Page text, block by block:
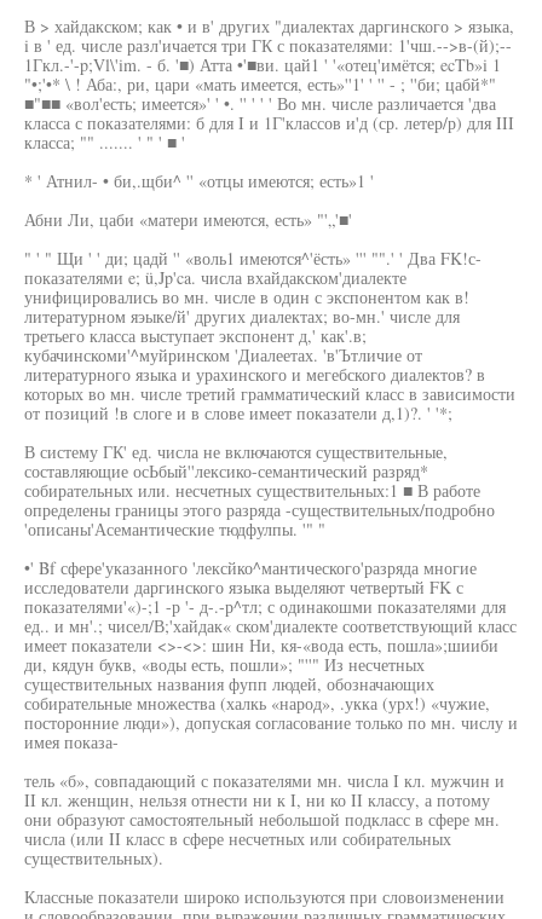
В > хайдакском; как • и в' других "диалектах даргинского > языка,
i в ' ед. числе разл'ичается три ГК с показателями: 1'чш.-->в-(й);--
1Гкл.-'-p;Vl\'im. - б. '■) Атта •'■ви. цай1 ' '«отец'имётся; ecTb»i 1
"•;'•* \ ! Аба:, ри, цари «мать имеется, есть»''1' ' '' - ; ''би; цабй*"
■"■■ «вол'есть; имеется»' ' •. '' ' ' ' Во мн. числе различается 'два
класса с показателями: б для I и 1Г'классов и'д (ср. летер/р) для III
класса; "" ....... ' " ' ■ '
* ' Атнил- • би,.щби^ '' «отцы имеются; есть»1 '
Абни Ли, цаби «матери имеются, есть» "'„'■'
" ' " Щи ' ' ди; цадй '' «воль1 имеются^'ёсть» ''' "".' ' Два FK!с-
показателями e; ü,Jp'ca. числа вхайдакском'диалекте
унифицировались во мн. числе в один с экспонентом как в!
литературном яэыке/й' других диалектах; во-мн.' числе для
третьего класса выступает экспонент д,' как'.в;
кубачинскоми'^муйринском 'Диалеетах. 'в'Ътличие от
литературного языка и урахинского и мегебского диалектов? в
которых во мн. числе третий грамматический класс в зависимости
от позиций !в слоге и в слове имеет показатели д,1)?. ' '*;
В систему ГК' ед. числа не включаются существительные,
составляющие осЬбый''лексико-семантический разряд*
собирательных или. несчетных существительных:1 ■ В работе
определены границы этого разряда -существительных/подробно
'описаны'Асемантические тюдфулпы. '" "
•' Bf сфере'указанного 'лексйко^мантического'разряда многие
исследователи даргинского языка выделяют четвертый FK с
показателями'«)-;1 -р '- д-.-р^тл; с одинакошми показателями для
ед.. и мн'.; чисел/В;'хайдак« ском'диалекте соответствующий класс
имеет показатели <>-<>: шин Ни, кя-«вода есть, пошла»;шииби
ди, кядун букв, «воды есть, пошли»; "''" Из несчетных
существительных названия фупп людей, обозначающих
собирательные множества (халкь «народ», .укка (урх!) «чужие,
посторонние люди»), допуская согласование только по мн. числу и
имея показа-
тель «б», совпадающий с показателями мн. числа I кл. мужчин и
II кл. женщин, нельзя отнести ни к I, ни ко II классу, а потому
они образуют самостоятельный небольшой подкласс в сфере мн.
числа (или II класс в сфере несчетных или собирательных
существительных).
Классные показатели широко используются при словоизменении